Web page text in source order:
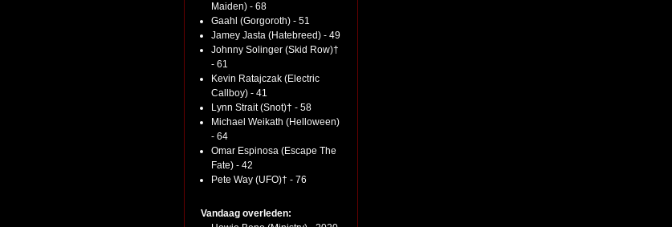
Maiden) - 68
Gaahl (Gorgoroth) - 51
Jamey Jasta (Hatebreed) - 49
Johnny Solinger (Skid Row)†
- 61
Kevin Ratajczak (Electric
Callboy) - 41
Lynn Strait (Snot)† - 58
Michael Weikath (Helloween)
- 64
Omar Espinosa (Escape The
Fate) - 42
Pete Way (UFO)† - 76
Vandaag overleden: